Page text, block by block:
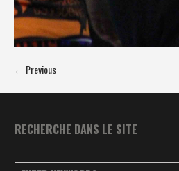
← Previous
RECHERCHE DANS LE SITE